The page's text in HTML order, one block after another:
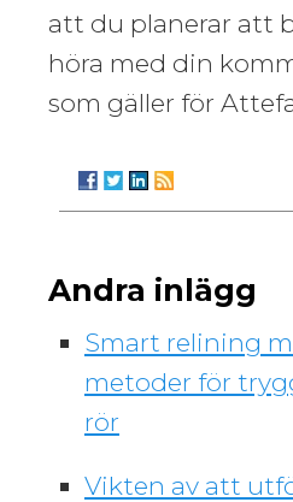
att du planerar att
höra med din
som gäller för
Andra inlägg
Smart relining
metoder för
rör
Vikten av att